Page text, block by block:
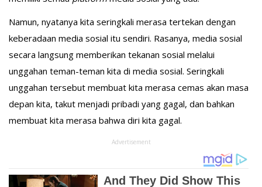
Namun, nyatanya kita seringkali merasa tertekan dengan
keberadaan media sosial itu sendiri. Rasanya, media sosial
secara langsung memberikan tekanan sosial melalui
unggahan teman-teman kita di media sosial. Seringkali
unggahan tersebut membuat kita merasa cemas akan masa
depan kita, takut menjadi pribadi yang gagal, dan bahkan
membuat kita merasa bahwa diri kita gagal.
Advertisement